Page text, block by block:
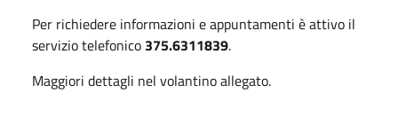
Per richiedere informazioni e appuntamenti è attivo il
servizio telefonico 375.6311839.
Maggiori dettagli nel volantino allegato.